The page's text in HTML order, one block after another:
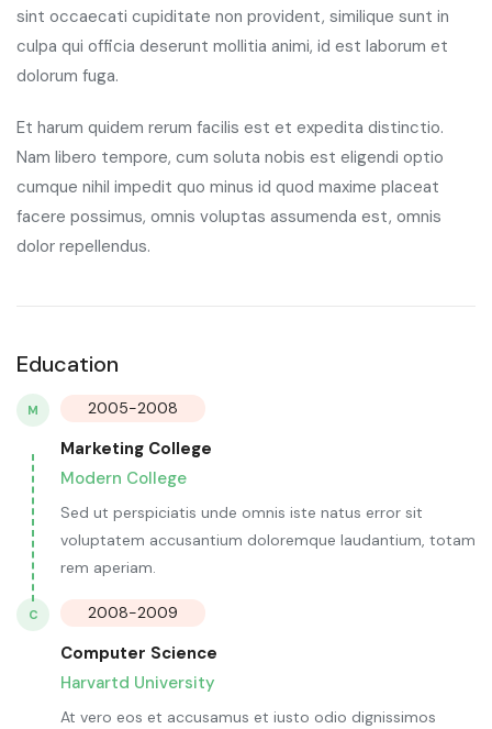
sint occaecati cupiditate non provident, similique sunt in
culpa qui officia deserunt mollitia animi, id est laborum et
dolorum fuga.
Et harum quidem rerum facilis est et expedita distinctio.
Nam libero tempore, cum soluta nobis est eligendi optio
cumque nihil impedit quo minus id quod maxime placeat
facere possimus, omnis voluptas assumenda est, omnis
dolor repellendus.
Education
M 2005-2008
Marketing College
Modern College
Sed ut perspiciatis unde omnis iste natus error sit
voluptatem accusantium doloremque laudantium, totam
rem aperiam.
C 2008-2009
Computer Science
Harvartd University
At vero eos et accusamus et iusto odio dignissimos